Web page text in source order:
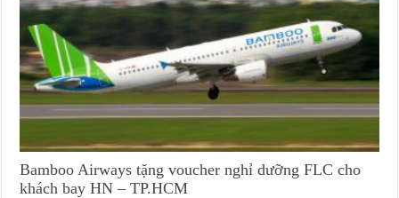
Bamboo Airways tặng voucher nghỉ dưỡng FLC cho
khách bay HN – TP.HCM